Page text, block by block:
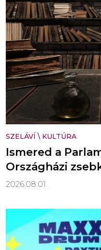
SZELÁVÍ \ KULTÚRA
Ismered a
Országházi
2026.08.01.